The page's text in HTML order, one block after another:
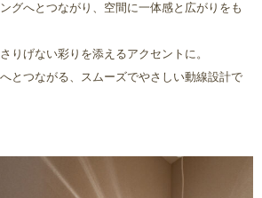
グへとつながり、空間に一体感と広がりをも
りげない彩りを添えるアクセントに。
とつながる、スムーズでやさしい動線設計で